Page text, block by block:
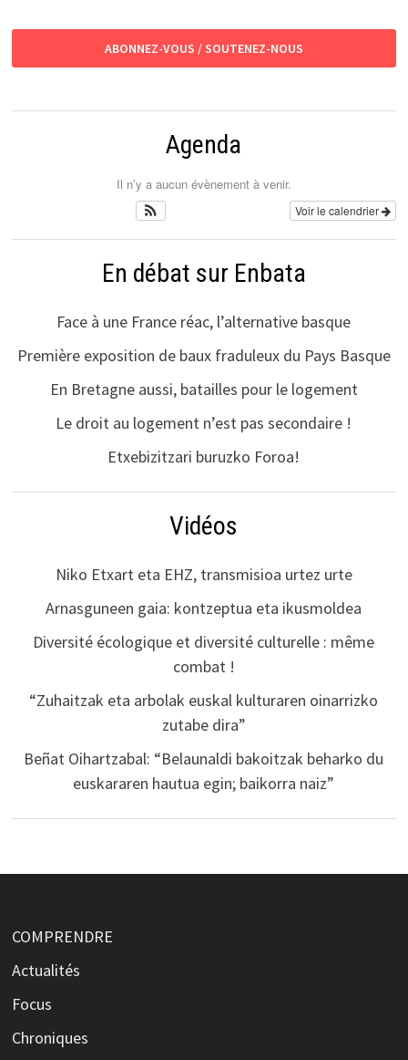
ABONNEZ-VOUS / SOUTENEZ-NOUS
Agenda
Il n’y a aucun évènement à venir.
Voir le calendrier
En débat sur Enbata
Face à une France réac, l’alternative basque
Première exposition de baux fraduleux du Pays Basque
En Bretagne aussi, batailles pour le logement
Le droit au logement n’est pas secondaire !
Etxebizitzari buruzko Foroa!
Vidéos
Niko Etxart eta EHZ, transmisioa urtez urte
Arnasguneen gaia: kontzeptua eta ikusmoldea
Diversité écologique et diversité culturelle : même
combat !
“Zuhaitzak eta arbolak euskal kulturaren oinarrizko
zutabe dira”
Beñat Oihartzabal: “Belaunaldi bakoitzak beharko du
euskararen hautua egin; baikorra naiz”
COMPRENDRE
Actualités
Focus
Chroniques